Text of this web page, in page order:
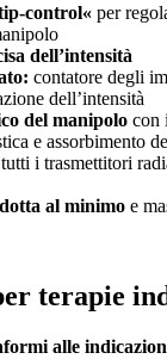
control« per
dell’intensità
contatore degli
dell’intensità
del manipolo con
e assorbimento
i trasmettitori
al minimo e
terapie
alle